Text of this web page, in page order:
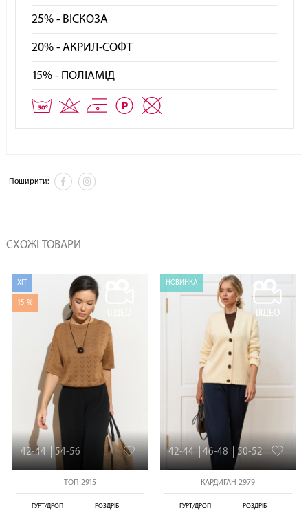
25% - ВІСКОЗА
20% - АКРИЛ-СОФТ
15% - ПОЛІАМІД
Поширити:
СХОЖІ ТОВАРИ
ХІТ
15 %
42-44 54-56
ТОП 2915
ГУРТ/ДРОП РОЗДРІБ
НОВИНКА
ВІДЕО
42-44 46-48 50-52
КАРДИГАН 2979
ГУРТ/ДРОП РОЗДРІБ